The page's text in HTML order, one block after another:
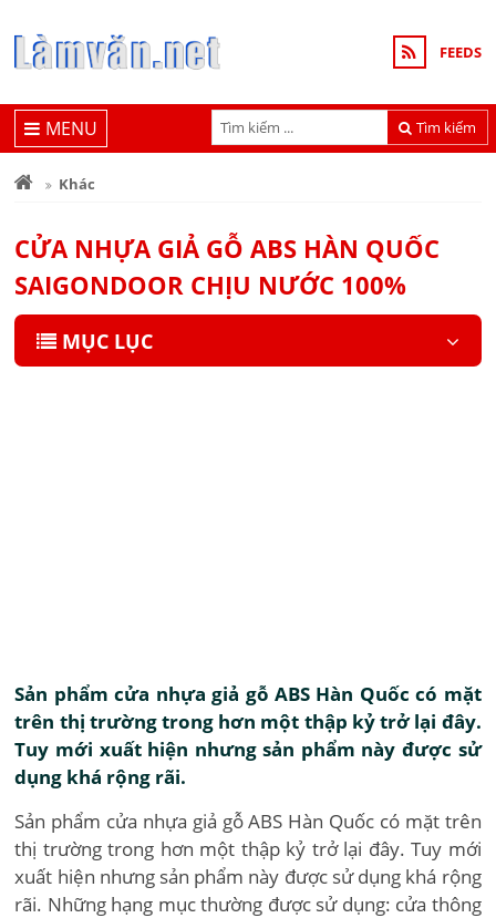
FEEDS
Tìm kiếm
MENU
Khác
CỬA NHỰA GIẢ GỖ ABS HÀN QUỐC
SAIGONDOOR CHỊU NƯỚC 100%
MỤC LỤC
Sản phẩm cửa nhựa giả gỗ ABS Hàn Quốc có mặt
trên thị trường trong hơn một thập kỷ trở lại đây.
Tuy mới xuất hiện nhưng sản phẩm này được sử
dụng khá rộng rãi.
Sản phẩm cửa nhựa giả gỗ ABS Hàn Quốc có mặt trên
thị trường trong hơn một thập kỷ trở lại đây. Tuy mới
xuất hiện nhưng sản phẩm này được sử dụng khá rộng
rãi. Những hạng mục thường được sử dụng: cửa thông